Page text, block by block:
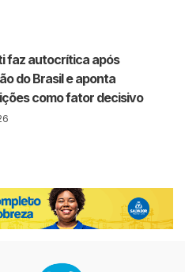
faz autocrítica após
do Brasil e aponta
como fator decisivo